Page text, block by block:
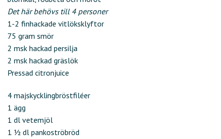
Det här behövs till 4 personer
1-2 finhackade vitlöksklyftor
75 gram smör
2 msk hackad persilja
2 msk hackad gräslök
Pressad citronjuice
4 majskycklingbröstfiléer
1 ägg
1 dl vetemjöl
1 ½ dl pankoströbröd